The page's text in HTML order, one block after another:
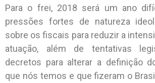
Para o frei, 2018 será um ano
pressões fortes de natureza
sobre os fiscais para reduzir a
atuação, além de tentativas
decretos para alterar a definição
que nós temos e que fizeram o